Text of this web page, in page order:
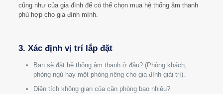
cũng như của gia đình để có thể chọn mua hệ thống âm thanh
phù hợp cho gia đình mình.
3. Xác định vị trí lắp đặt
Bạn sẽ đặt hệ thống âm thanh ở đâu? (Phòng khách,
phòng ngủ hay một phòng riêng cho gia đình giải trí).
Diện tích không gian của căn phòng bao nhiêu?